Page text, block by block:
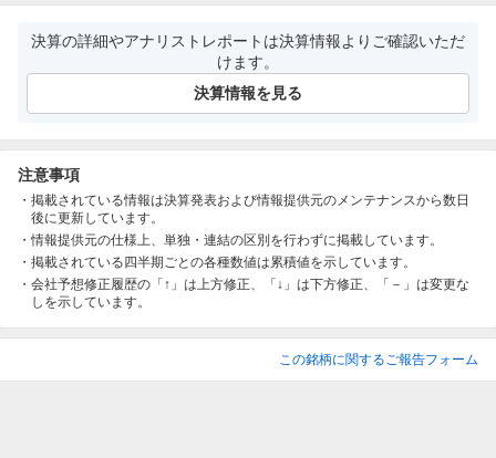
決算の詳細やアナリストレポートは決算情報よりご確認いただ
けます。
決算情報を見る
注意事項
掲載されている情報は決算発表および情報提供元のメンテナンスから数日
後に更新しています。
情報提供元の仕様上、単独・連結の区別を行わずに掲載しています。
掲載されている四半期ごとの各種数値は累積値を示しています。
会社予想修正履歴の「↑」は上方修正、「↓」は下方修正、「－」は変更な
しを示しています。
この銘柄に関するご報告フォーム